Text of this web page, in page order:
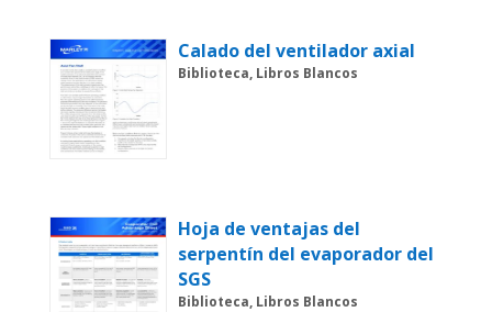
Calado del ventilador axial
Biblioteca, Libros Blancos
Hoja de ventajas del
serpentín del evaporador del
SGS
Biblioteca, Libros Blancos